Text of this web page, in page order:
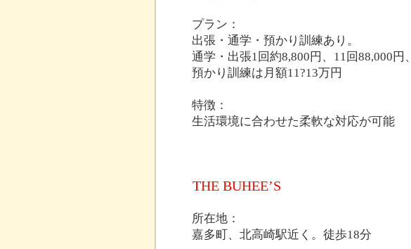
プラン：
出張・通学・預かり訓練あり。
通学・出張1回約8,800円、11回88,000円、
預かり訓練は月額11?13万円
特徴：
生活環境に合わせた柔軟な対応が可能
THE BUHEE’S
所在地：
嘉多町、北高崎駅近く。徒歩18分